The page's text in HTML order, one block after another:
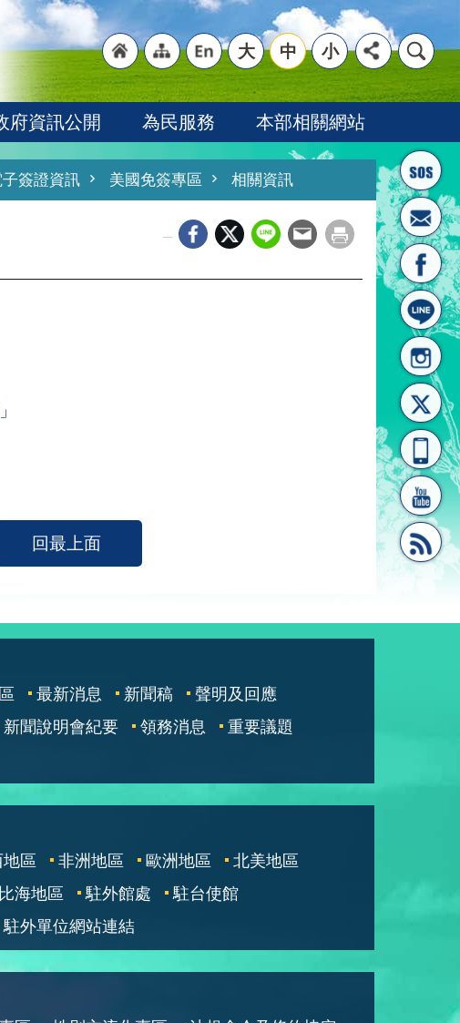
首頁
"網
站導
"英
文語
大 中 小
府資訊公開 為民服務 本部相關網站
簽證資訊 美國免簽專區 相關資訊
回最上面
最新消息 新聞稿
聲明及回應
新聞說明會紀要 領務消息
重要議題
區 非洲地區 歐洲地區
北美地區
海地區
駐外館處
駐台使館
駐外單位網站連結